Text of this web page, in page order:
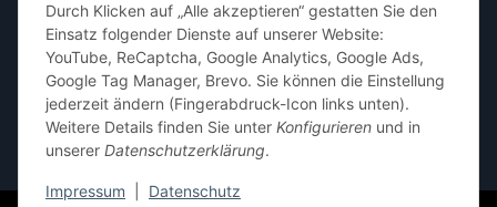
Durch Klicken auf „Alle akzeptieren“ gestatten Sie den
Einsatz folgender Dienste auf unserer Website:
YouTube, ReCaptcha, Google Analytics, Google Ads,
Google Tag Manager, Brevo. Sie können die Einstellung
jederzeit ändern (Fingerabdruck-Icon links unten).
Weitere Details finden Sie unter Konfigurieren und in
unserer Datenschutzerklärung.
Impressum Datenschutz
* Alle Preise inkl. gesetzlicher USt., zzgl. Versand